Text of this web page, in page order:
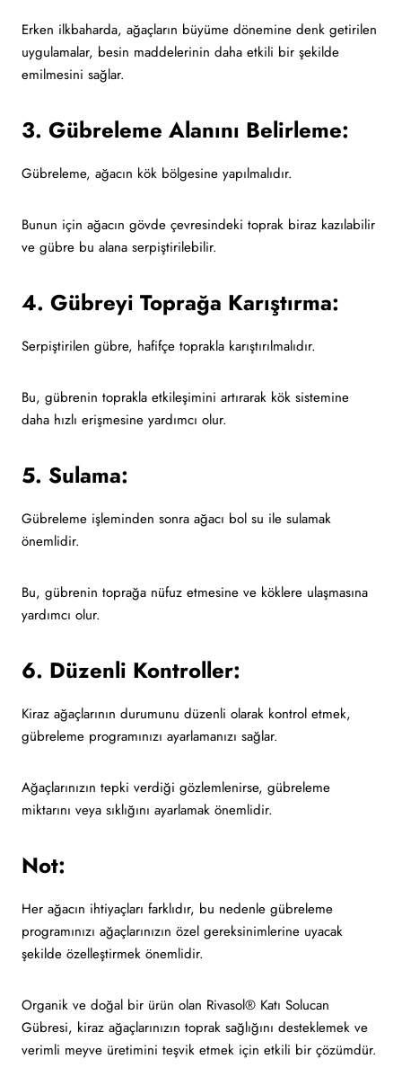
Erken ilkbaharda, ağaçların büyüme dönemine denk getirilen
uygulamalar, besin maddelerinin daha etkili bir şekilde
emilmesini sağlar.
3. Gübreleme Alanını Belirleme:
Gübreleme, ağacın kök bölgesine yapılmalıdır.
Bunun için ağacın gövde çevresindeki toprak biraz kazılabilir
ve gübre bu alana serpiştirilebilir.
4. Gübreyi Toprağa Karıştırma:
Serpiştirilen gübre, hafifçe toprakla karıştırılmalıdır.
Bu, gübrenin toprakla etkileşimini artırarak kök sistemine
daha hızlı erişmesine yardımcı olur.
5. Sulama:
Gübreleme işleminden sonra ağacı bol su ile sulamak
önemlidir.
Bu, gübrenin toprağa nüfuz etmesine ve köklere ulaşmasına
yardımcı olur.
6. Düzenli Kontroller:
Kiraz ağaçlarının durumunu düzenli olarak kontrol etmek,
gübreleme programınızı ayarlamanızı sağlar.
Ağaçlarınızın tepki verdiği gözlemlenirse, gübreleme
miktarını veya sıklığını ayarlamak önemlidir.
Not:
Her ağacın ihtiyaçları farklıdır, bu nedenle gübreleme
programınızı ağaçlarınızın özel gereksinimlerine uyacak
şekilde özelleştirmek önemlidir.
Organik ve doğal bir ürün olan Rivasol® Katı Solucan
Gübresi, kiraz ağaçlarınızın toprak sağlığını desteklemek ve
verimli meyve üretimini teşvik etmek için etkili bir çözümdür.